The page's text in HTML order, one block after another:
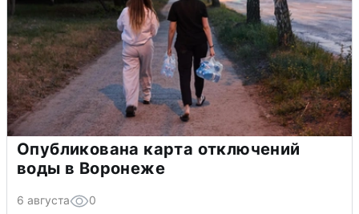
Опубликована карта отключений
воды в Воронеже
6 августа 0